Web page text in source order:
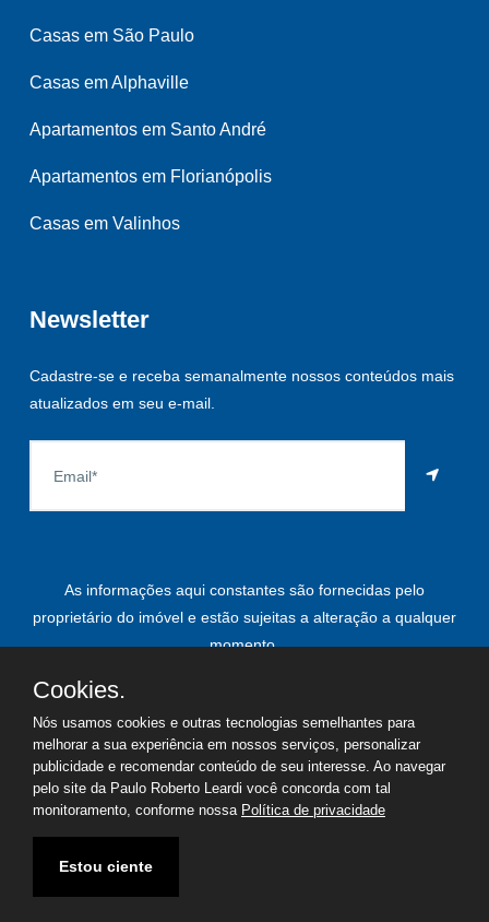
Casas em São Paulo
Casas em Alphaville
Apartamentos em Santo André
Apartamentos em Florianópolis
Casas em Valinhos
Newsletter
Cadastre-se e receba semanalmente nossos conteúdos mais
atualizados em seu e-mail.
As informações aqui constantes são fornecidas pelo
proprietário do imóvel e estão sujeitas a alteração a qualquer
momento.
©2026Copyright - Paulo Roberto Leardi | Todos os direitos
reservados
Cookies.
Nós usamos cookies e outras tecnologias semelhantes para
melhorar a sua experiência em nossos serviços, personalizar
publicidade e recomendar conteúdo de seu interesse. Ao navegar
pelo site da Paulo Roberto Leardi você concorda com tal
monitoramento, conforme nossa Política de privacidade
Estou ciente